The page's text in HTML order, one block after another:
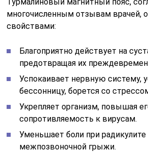
многочисленным отзывам врачей,
свойствами:
Благоприятно действует на
предотвращая их
Успокаивает нервную систему,
бессонницу, борется со
Укрепляет организм, повышая
сопротивляемость к вирусам.
Уменьшает боли при радикулите
межпозвоночной грыжи.